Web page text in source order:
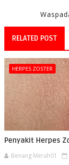
RELATED POST
HERPES ZOSTER
Penyakit Herpes
Benang Merah01